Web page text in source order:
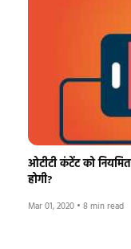
ओटीटी कंटेंट को नियमित
होगी?
Mar 01, 2020 • 8 min read